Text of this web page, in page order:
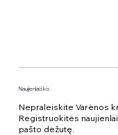
Naujienlaiškis
Nepraleiskite Varėnos
Registruokitės
pašto dėžutę.